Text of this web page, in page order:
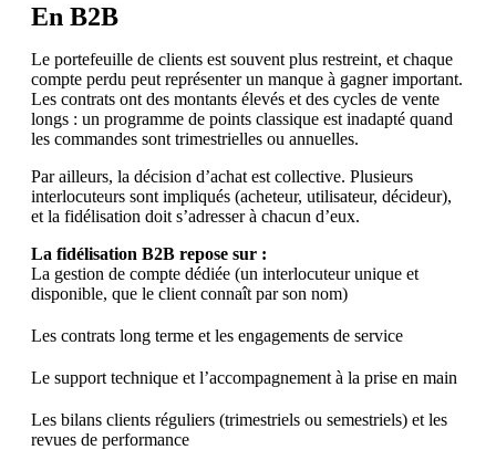
En B2B
Le portefeuille de clients est souvent plus restreint, et chaque
compte perdu peut représenter un manque à gagner important.
Les contrats ont des montants élevés et des cycles de vente
longs : un programme de points classique est inadapté quand
les commandes sont trimestrielles ou annuelles.
Par ailleurs, la décision d’achat est collective. Plusieurs
interlocuteurs sont impliqués (acheteur, utilisateur, décideur),
et la fidélisation doit s’adresser à chacun d’eux.
La fidélisation B2B repose sur :
La gestion de compte dédiée (un interlocuteur unique et
disponible, que le client connaît par son nom)
Les contrats long terme et les engagements de service
Le support technique et l’accompagnement à la prise en main
Les bilans clients réguliers (trimestriels ou semestriels) et les
revues de performance